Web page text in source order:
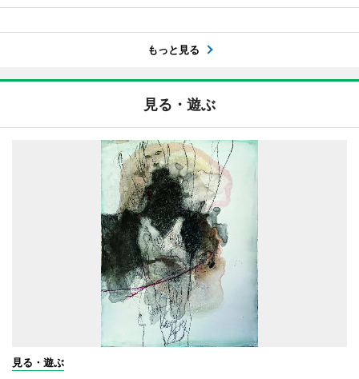
もっと見る
見る・遊ぶ
見る・遊ぶ